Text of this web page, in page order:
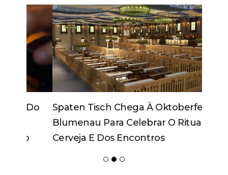
Spaten Tisch Chega À Oktoberfest De
Blumenau Para Celebrar O Ritual Da
Cerveja E Dos Encontros